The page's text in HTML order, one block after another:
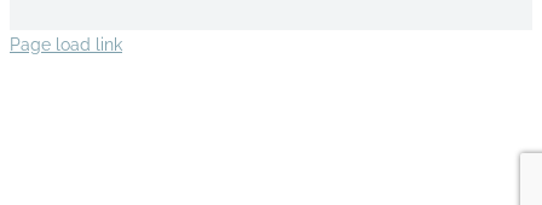
Page load link